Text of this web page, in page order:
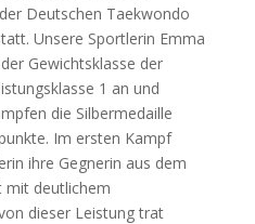
Deutschen Taekwondo
Unsere Sportlerin Emma
Gewichtsklasse der
1 an und
die Silbermedaille
Im ersten Kampf
ihre Gegnerin aus dem
mit deutlichem
dieser Leistung trat